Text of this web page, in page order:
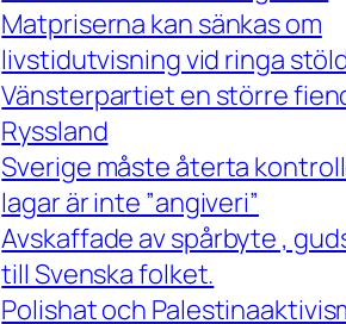
Matpriserna kan sänkas om
livstidutvisning vid ringa
Vänsterpartiet en större
Ryssland
Sverige måste återta
lagar är inte ”angiveri”
Avskaffade av spårbyte ,
till Svenska folket.
Polishat och